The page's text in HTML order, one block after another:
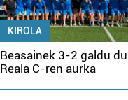
KIROLA
Beasainek 3-2 galdu du
Reala C-ren aurka